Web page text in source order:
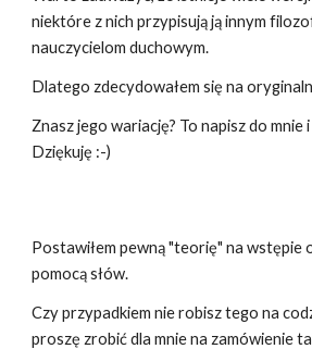
niektóre z nich przypisują ją innym
nauczycielom duchowym.
Dlatego zdecydowałem się na
Znasz jego wariację? To napisz do mnie
Dziękuję :-)
Postawiłem pewną "teorię" na wstępie
pomocą słów.
Czy przypadkiem nie robisz tego na
proszę zrobić dla mnie na zamówienie